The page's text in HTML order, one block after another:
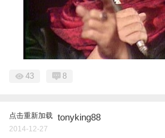
43 8
点击重新加载 tonyking88
2014-12-27